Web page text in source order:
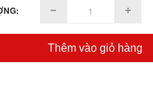
Thêm vào giỏ hàng